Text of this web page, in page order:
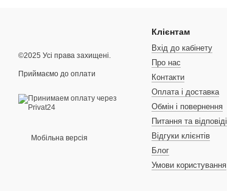
©2025 Усі права захищені.
Приймаємо до оплати
Мобільна версія
Клієнтам
Вхід до кабінету
Про нас
Контакти
Оплата і доставка
Обмін і повернення
Питання та відповіді
Відгуки клієнтів
Блог
Умови користування